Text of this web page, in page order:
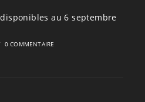
au 6 septembre
0 COMMENTAIRE